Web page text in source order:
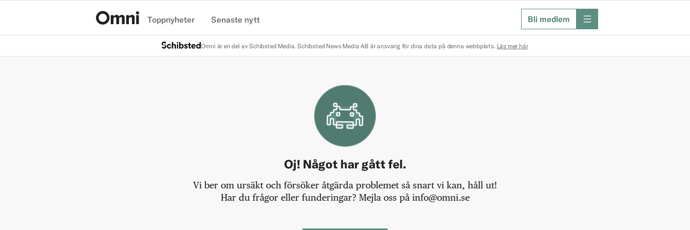
Toppnyheter Senaste nytt Bli medlem meny
Omni är en del av Schibsted Media. Schibsted News Media AB är ansvarig för dina data på denna webbplats. Läs mer här
Oj! Något har gått fel.
Vi ber om ursäkt och försöker åtgärda problemet så snart vi kan, håll ut!
Har du frågor eller funderingar? Mejla oss på info@omni.se